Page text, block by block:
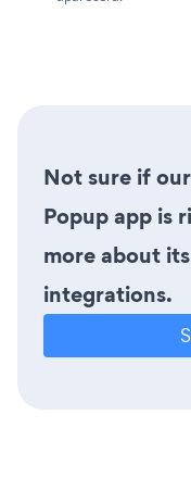
Not sure if
Popup app is
more about
integrations.